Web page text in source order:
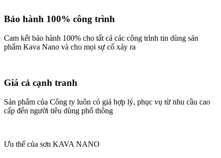
Bảo hành 100% công trình
Cam kết bảo hành 100% cho tất cả các công trình tin dùng sản
phẩm Kava Nano và cho mọi sự cố xảy ra
Giá cả cạnh tranh
Sản phẩm của Công ty luôn có giá hợp lý, phục vụ từ nhu cầu cao
cấp đến người tiêu dùng phổ thông
Ưu thế của sơn KAVA NANO